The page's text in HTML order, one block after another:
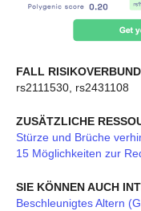
FALL
rs2111530, rs2431108
ZUSÄTZLICHE
Stürze und Brüche
15 Möglichkeiten zur
SIE KÖNNEN AUCH
Beschleunigtes Altern